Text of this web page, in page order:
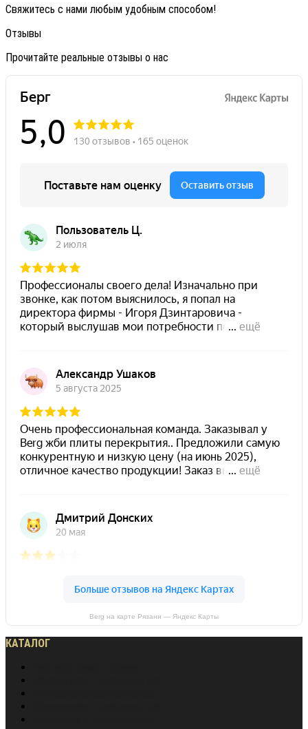
Свяжитесь с нами любым удобным способом!
Отзывы
Прочитайте реальные отзывы о нас
Berg на карте Рязани — Яндекс Карты
КАТАЛОГ